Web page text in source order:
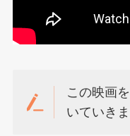
この映画
いていき